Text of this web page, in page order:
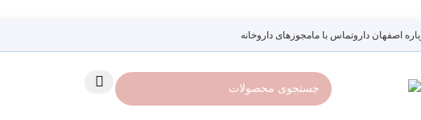
اصفهان داروتماس با مامجوزهای داروخانه